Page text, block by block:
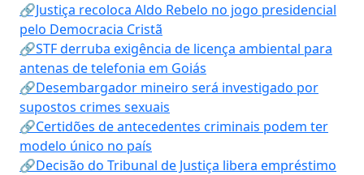
🔗Justiça recoloca Aldo Rebelo no jogo presidencial
pelo Democracia Cristã
🔗STF derruba exigência de licença ambiental para
antenas de telefonia em Goiás
🔗Desembargador mineiro será investigado por
supostos crimes sexuais
🔗Certidões de antecedentes criminais podem ter
modelo único no país
🔗Decisão do Tribunal de Justiça libera empréstimo